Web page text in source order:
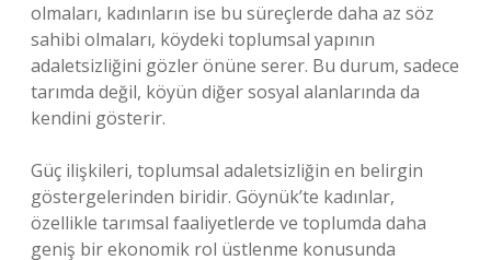
olmaları, kadınların ise bu süreçlerde daha az söz
sahibi olmaları, köydeki toplumsal yapının
adaletsizliğini gözler önüne serer. Bu durum, sadece
tarımda değil, köyün diğer sosyal alanlarında da
kendini gösterir.
Güç ilişkileri, toplumsal adaletsizliğin en belirgin
göstergelerinden biridir. Göynük’te kadınlar,
özellikle tarımsal faaliyetlerde ve toplumda daha
geniş bir ekonomik rol üstlenme konusunda